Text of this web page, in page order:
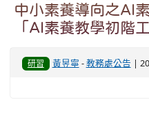
中小素養導向之AI
「AI素養教學初階
研習 黃昱寧 -教務處公告 |